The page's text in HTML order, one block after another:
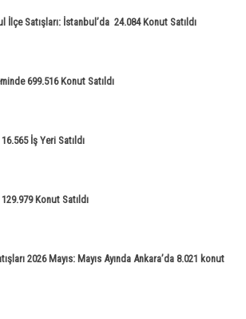
İlçe Satışları: İstanbul’da 24.084 Konut Satıldı
699.516 Konut Satıldı
İş Yeri Satıldı
Konut Satıldı
2026 Mayıs: Mayıs Ayında Ankara’da 8.021 konut